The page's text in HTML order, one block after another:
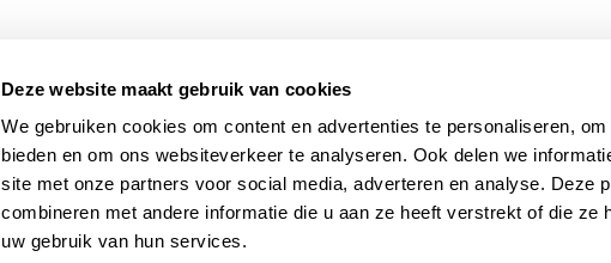
Deze website maakt gebruik van cookies
We gebruiken cookies om content en advertenties te personaliseren,
bieden en om ons websiteverkeer te analyseren. Ook delen we
site met onze partners voor social media, adverteren en analyse. Deze
combineren met andere informatie die u aan ze heeft verstrekt of die ze
uw gebruik van hun services.